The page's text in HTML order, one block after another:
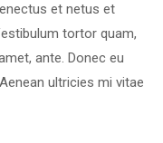
et netus et
tortor quam,
ante. Donec eu
ultricies mi vitae